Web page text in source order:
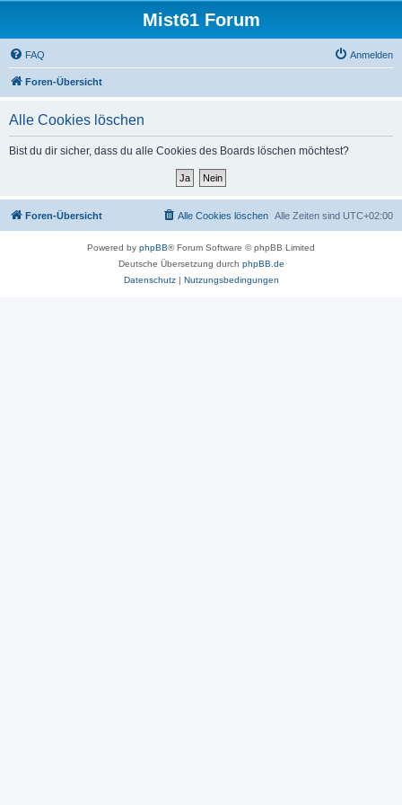
Mist61 Forum
FAQ Anmelden
Foren-Übersicht
Alle Cookies löschen
Bist du dir sicher, dass du alle Cookies des Boards löschen möchtest?
Foren-Übersicht Alle Zeiten sind UTC+02:00
Alle Cookies löschen
Powered by phpBB® Forum Software © phpBB Limited
Deutsche Übersetzung durch phpBB.de
Datenschutz| Nutzungsbedingungen